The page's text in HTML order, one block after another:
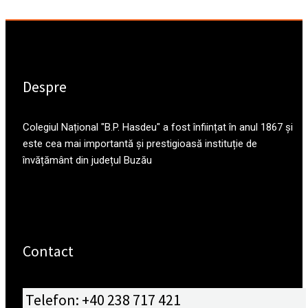
Despre
Colegiul Național "B.P. Hasdeu" a fost înființat în anul 1867 și
este cea mai importantă și prestigioasă instituție de
învățământ din județul Buzău
Contact
Telefon: +40 238 717 421